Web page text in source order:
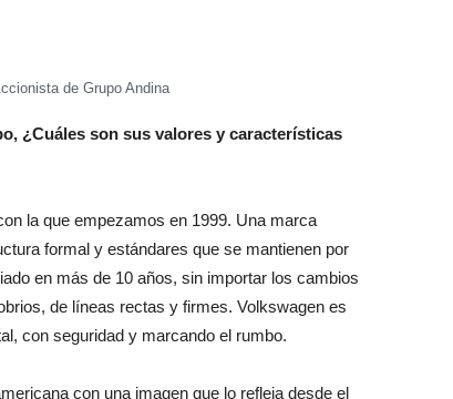
de Grupo Andina
¿Cuáles son sus valores y características
la que empezamos en 1999. Una marca
formal y estándares que se mantienen por
en más de 10 años, sin importar los cambios
de líneas rectas y firmes. Volkswagen es
con seguridad y marcando el rumbo.
con una imagen que lo refleja desde el